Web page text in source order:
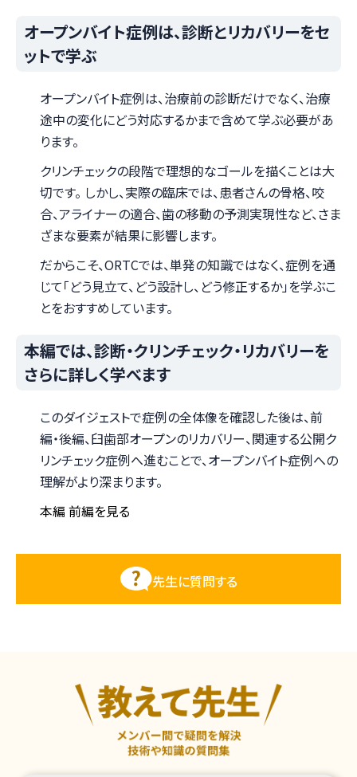
オープンバイト症例は、診断とリカバリーをセ
ットで学ぶ
オープンバイト症例は、治療前の診断だけでなく、治療
途中の変化にどう対応するかまで含めて学ぶ必要があ
ります。
クリンチェックの段階で理想的なゴールを描くことは大
切です。 しかし、実際の臨床では、患者さんの骨格、咬
合、アライナーの適合、歯の移動の予測実現性など、さま
ざまな要素が結果に影響します。
だからこそ、ORTCでは、単発の知識ではなく、症例を通
じて「どう見立て、どう設計し、どう修正するか」を学ぶこ
とをおすすめしています。
本編では、診断・クリンチェック・リカバリーを
さらに詳しく学べます
このダイジェストで症例の全体像を確認した後は、前
編・後編、臼歯部オープンのリカバリー、関連する公開ク
リンチェック症例へ進むことで、オープンバイト症例への
理解がより深まります。
本編 前編を見る
先生に質問する